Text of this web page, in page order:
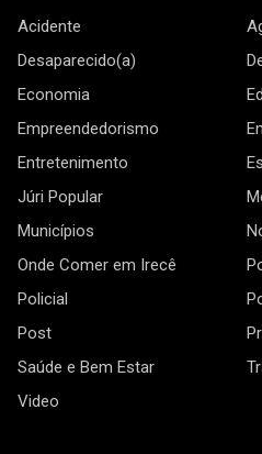
Acidente
Desaparecido(a)
Economia
Empreendedorismo
Entretenimento
Júri Popular
Municípios
Onde Comer em Irecê
Policial
Post
Saúde e Bem Estar
Video